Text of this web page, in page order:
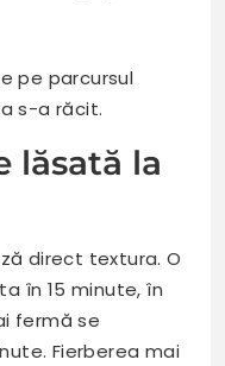
pe parcursul
s-a răcit.
lăsată la
direct textura. O
în 15 minute, în
fermă se
Fierberea mai